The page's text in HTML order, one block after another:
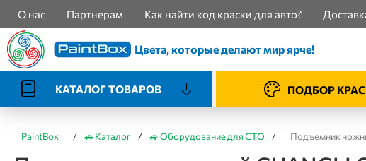
О нас Партнерам Как найти код краски для авто?
Цвета, которые делают мир ярче!
КАТАЛОГ ТОВАРОВ ПОДБОР
PaintBox / 🚗 Каталог / 🚙 Оборудование для СТО / Подъемник